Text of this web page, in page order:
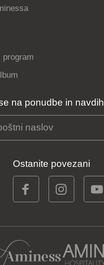
program
na ponudbe in navdih
Ostanite povezani